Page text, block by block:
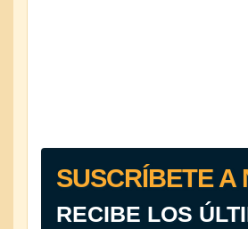
SUSCRÍBETE A
RECIBE LOS